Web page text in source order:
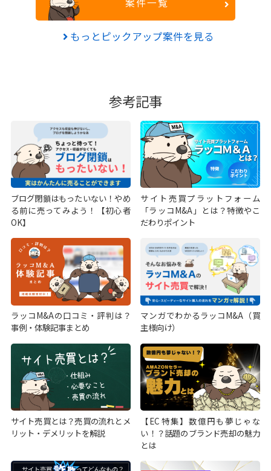
もっとピックアップ案件を見る
参考記事
ブログ閉鎖はもったいない！やめ
る前に売ってみよう！【初心者
OK】
サイト売買プラットフォーム
「ラッコM&A」とは？特徴やこ
だわりポイント
ラッコM&Aの口コミ・評判は？
事例・体験記事まとめ
マンガでわかるラッコM&A（買
主様向け）
サイト売買とは？売買の流れとメ
リット・デメリットを解説
【EC特集】数億円も夢じゃな
い！？話題のブランド売却の魅力
とは